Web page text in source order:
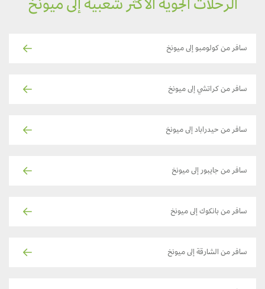
الرحلات الجوية الأكثر شعبية إلى ميونخ
سافر من كولومبو إلى ميونخ
سافر من كراتشي إلى ميونخ
سافر من حيدراباد إلى ميونخ
سافر من جايبور إلى ميونخ
سافر من بانكوك إلى ميونخ
سافر من الشارقة إلى ميونخ